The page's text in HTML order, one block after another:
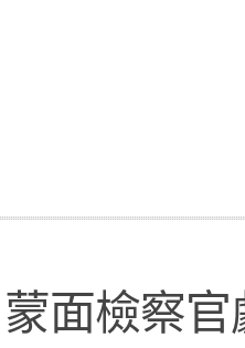
蒙面檢察